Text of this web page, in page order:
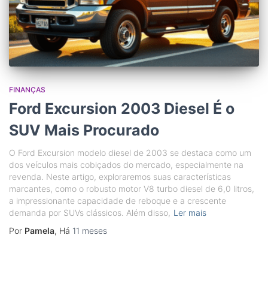
FINANÇAS
Ford Excursion 2003 Diesel É o
SUV Mais Procurado
O Ford Excursion modelo diesel de 2003 se destaca como um
dos veículos mais cobiçados do mercado, especialmente na
revenda. Neste artigo, exploraremos suas características
marcantes, como o robusto motor V8 turbo diesel de 6,0 litros,
a impressionante capacidade de reboque e a crescente
demanda por SUVs clássicos. Além disso, Ler mais
Por Pamela, Há 11 meses